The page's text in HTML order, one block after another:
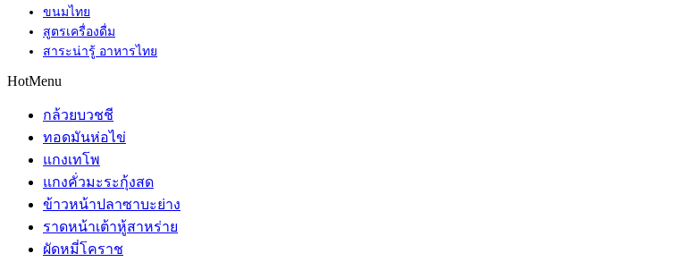
ขนมไทย
สูตรเครื่องดื่ม
สาระน่ารู้ อาหารไทย
HotMenu
กล้วยบวชชี
ทอดมันห่อไข่
แกงเทโพ
แกงคั่วมะระกุ้งสด
ข้าวหน้าปลาซาบะย่าง
ราดหน้าเต้าหู้สาหร่าย
ผัดหมี่โคราช